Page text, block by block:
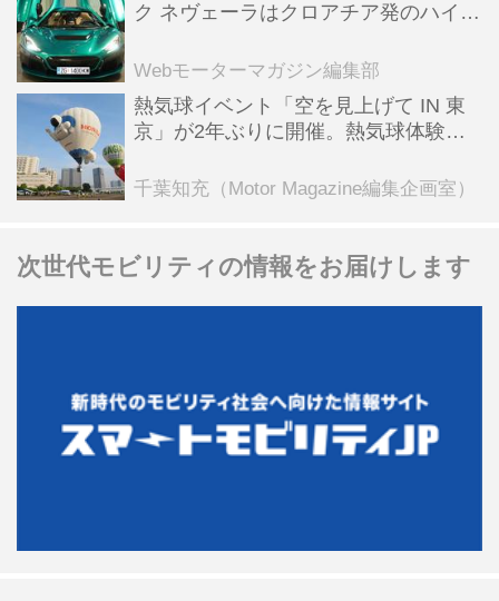
ク ネヴェーラはクロアチア発のハイパ
全版／115】
Webモーターマガジン編集部
熱気球イベント「空を見上げて IN 東
京」が2年ぶりに開催。熱気球体験搭
ンテンツも
千葉知充（Motor Magazine編集企画室）
次世代モビリティの情報をお届けします